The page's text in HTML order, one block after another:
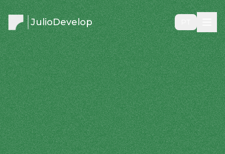
JulioDevelop